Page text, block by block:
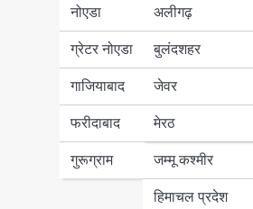
नोएडा
ग्रेटर नोएडा
गाजियाबाद
फरीदाबाद
गुरूग्राम
उत्तर प्रदेश
अलीगढ़
बुलंदशहर
जेवर
मेरठ
बिहार
पंजाब
हरियाणा
जम्मू कश्मीर
हिमाचल प्रदेश